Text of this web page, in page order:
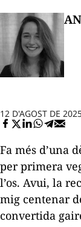
12 D'AGOST DE
Fa més d’una
per primera
l’os. Avui, la
mig centenar
convertida